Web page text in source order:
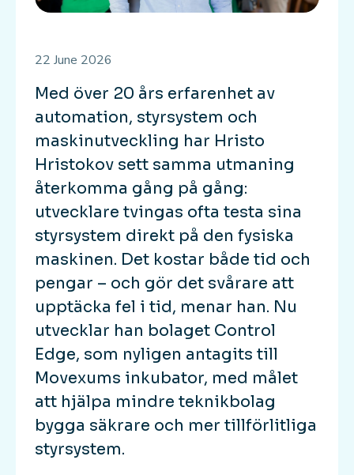
22 June 2026
Med över 20 års erfarenhet av
automation, styrsystem och
maskinutveckling har Hristo
Hristokov sett samma utmaning
återkomma gång på gång:
utvecklare tvingas ofta testa sina
styrsystem direkt på den fysiska
maskinen. Det kostar både tid och
pengar – och gör det svårare att
upptäcka fel i tid, menar han. Nu
utvecklar han bolaget Control
Edge, som nyligen antagits till
Movexums inkubator, med målet
att hjälpa mindre teknikbolag
bygga säkrare och mer tillförlitliga
styrsystem.